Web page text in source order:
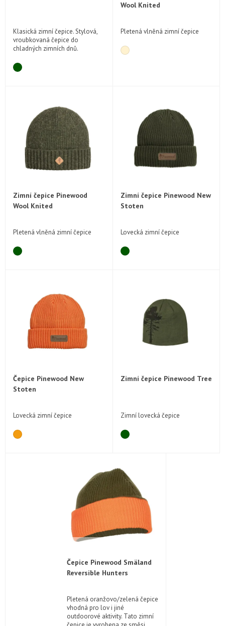
Klasická zimní čepice. Stylová,
vroubkovaná čepice do
chladných zimních dnů.
Wool Knited
Pletená vlněná zimní čepice
Zimní čepice Pinewood
Wool Knited
Pletená vlněná zimní čepice
Zimní čepice Pinewood New
Stoten
Lovecká zimní čepice
Čepice Pinewood New
Stoten
Lovecká zimní čepice
Zimní čepice Pinewood Tree
Zimní lovecká čepice
Čepice Pinewood Smäland
Reversible Hunters
Pletená oranžovo/zelená čepice
vhodná pro lov i jiné
outdoorové aktivity. Tato zimní